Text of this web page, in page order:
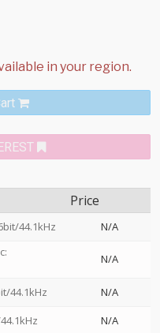
Price
44.1kHz N/A
N/A
44.1kHz
N/A
N/A